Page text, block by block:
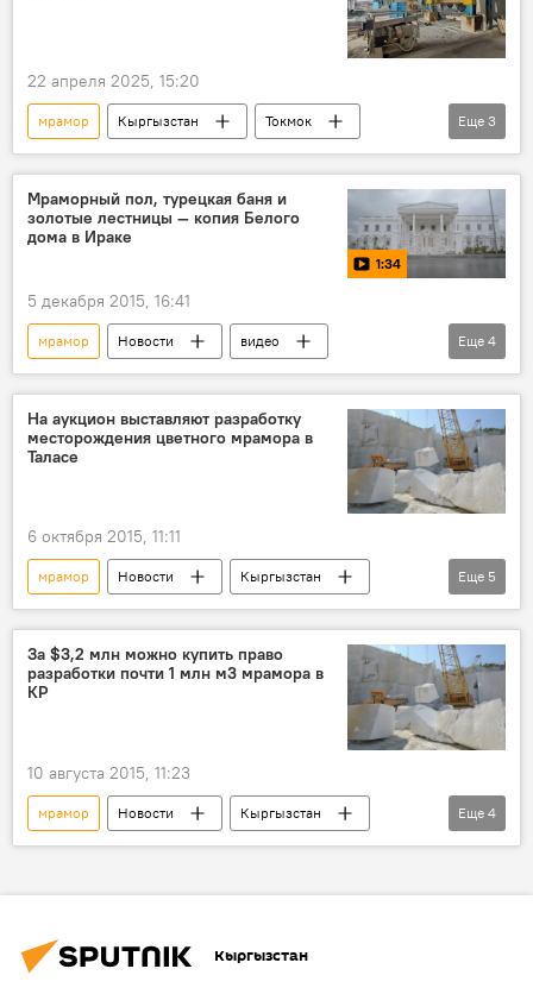
22 апреля 2025, 15:20
мрамор Кыргызстан
Токмок
завод
плиты фото
Еще 3
Мраморный пол, турецкая баня и
золотые лестницы — копия Белого
дома в Ираке
1:34
5 декабря 2015, 16:41
мрамор Новости
видео
Общество
Ирак
Белый дом
Еще 4
На аукцион выставляют разработку
месторождения цветного мрамора в
Таласе
6 октября 2015, 11:11
мрамор Новости
Кыргызстан
экономика
Таласская область
Государственное агентство по геологии и минеральным ресурсам
месторождение
аукцион
Еще 5
За $3,2 млн можно купить право
разработки почти 1 млн м3 мрамора в
КР
10 августа 2015, 11:23
мрамор Новости
Кыргызстан
экономика
конкурс
Еще 4
Кыргызстан